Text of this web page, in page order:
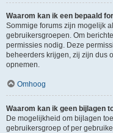
Waarom kan ik een bepaald
Sommige forums zijn mogelijk
gebruikersgroepen. Om
permissies nodig. Deze
beheerders krijgen, zij zijn dus
opnemen.
Omhoog
Waarom kan ik geen bijlagen
De mogelijkheid om bijlagen
gebruikersgroep of per